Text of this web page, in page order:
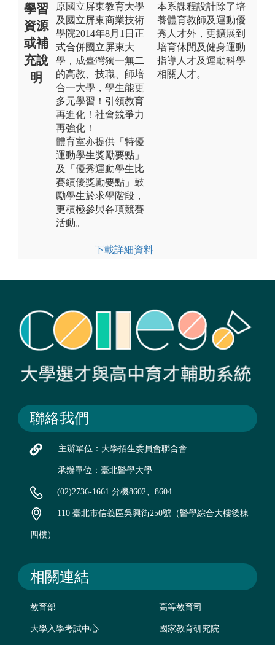
學習
資源
或補
充說
明
原國立屏東教育大學
及國立屏東商業技術
學院2014年8月1日正
式合併國立屏東大
學，成臺灣獨一無二
的高教、技職、師培
合一大學，學生能更
多元學習！引領教育
再進化！社會競爭力
再強化！
體育室亦提供「特優
運動學生獎勵要點」
及「優秀運動學生比
賽績優獎勵要點」鼓
勵學生於求學階段，
更積極參與各項競賽
活動。
下載詳細資料
本系課程設計除了培
養體育教師及運動優
秀人才外，更擴展到
培育休閒及健身運動
指導人才及運動科學
相關人才。
聯絡我們
主辦單位：大學招生委員會聯合會
承辦單位：臺北醫學大學
(02)2736-1661 分機8602、8604
110 臺北市信義區吳興街250號（醫學綜合大樓後棟
四樓）
相關連結
教育部 高等教育司
大學入學考試中心 國家教育研究院